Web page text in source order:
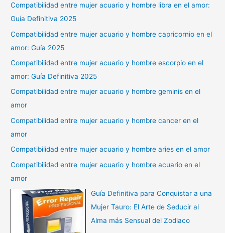
Compatibilidad entre mujer acuario y hombre libra en el amor:
Guía Definitiva 2025
Compatibilidad entre mujer acuario y hombre capricornio en el
amor: Guía 2025
Compatibilidad entre mujer acuario y hombre escorpio en el
amor: Guía Definitiva 2025
Compatibilidad entre mujer acuario y hombre geminis en el
amor
Compatibilidad entre mujer acuario y hombre cancer en el
amor
Compatibilidad entre mujer acuario y hombre aries en el amor
Compatibilidad entre mujer acuario y hombre acuario en el
amor
Guía Definitiva para Conquistar a una
Mujer Tauro: El Arte de Seducir al
Alma más Sensual del Zodiaco